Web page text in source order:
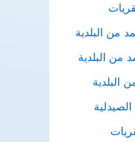
من البلدية
من البلدية
البلدية